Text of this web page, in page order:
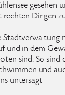
gesehen
rechten Dingen
Stadtverwaltung
und in dem
sind. So sind
und
untersagt.